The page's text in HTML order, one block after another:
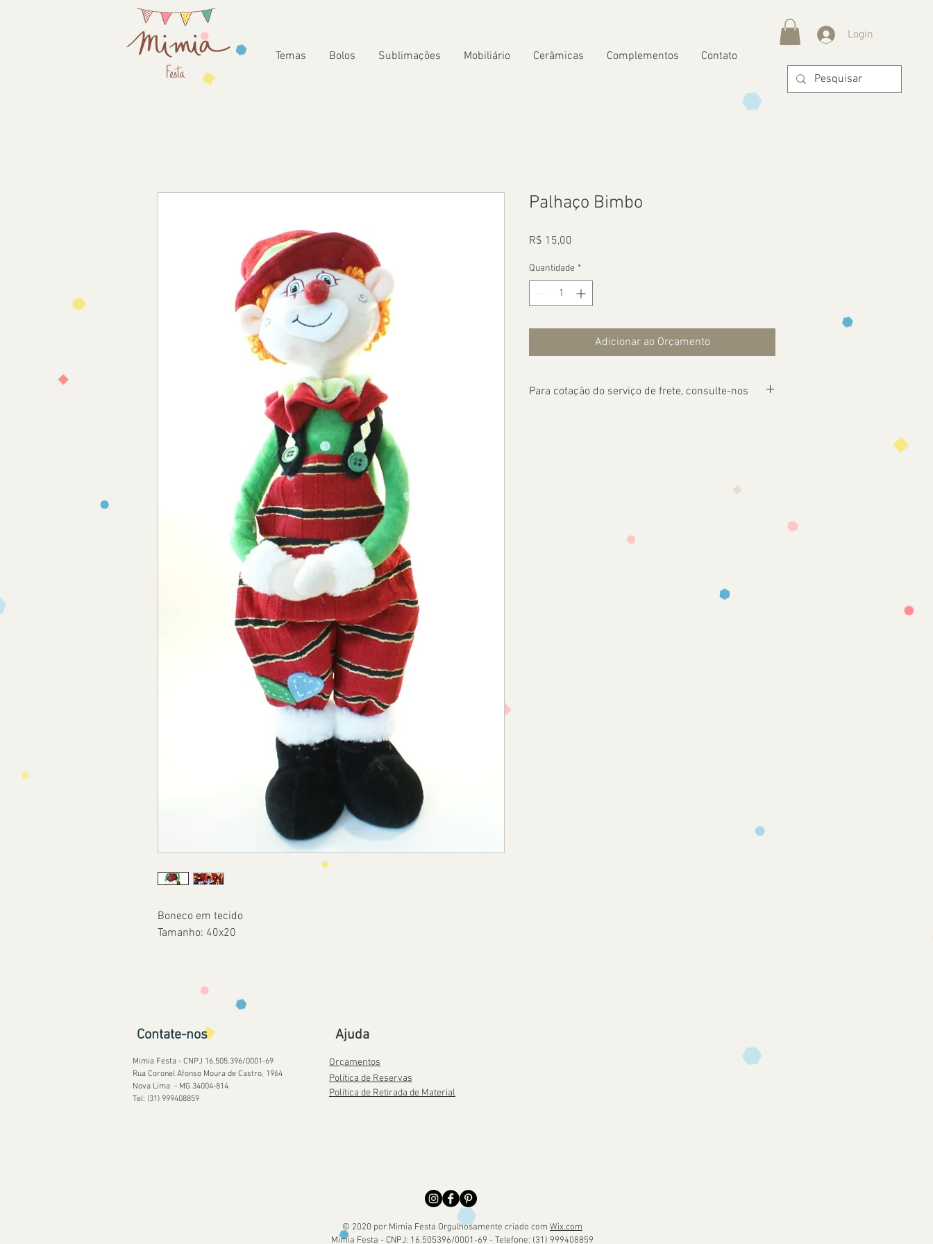
Temas Bolos Sublimações Mobiliário Cerâmicas Complementos Contato
Login
Boneco em tecido
Tamanho: 40x20
Palhaço Bimbo
R$ 15,00
Quantidade *
Adicionar ao Orçamento
Para cotação do serviço de frete, consulte-nos
Contate-nos
Mimia Festa - CNPJ 16.505.396/0001-69
Rua Coronel Afonso Moura de Castro, 1964
Nova Lima - MG 34004-814
Tel: (31) 999408859
Ajuda
Orçamentos
Política de Reservas
Política de Retirada de Material
© 2020 por Mimia Festa Orgulhosamente criado com Wix.com
Mimia Festa - CNPJ: 16.505396/0001-69 - Telefone: (31) 999408859